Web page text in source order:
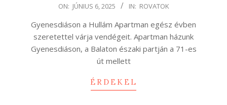
06
ON: JÚNIUS 6, 2025 IN: ROVATOK
Gyenesdiáson a Hullám Apartman egész évben
szeretettel várja vendégeit. Apartman házunk
Gyenesdiáson, a Balaton északi partján a 71-es
út mellett
ÉRDEKEL